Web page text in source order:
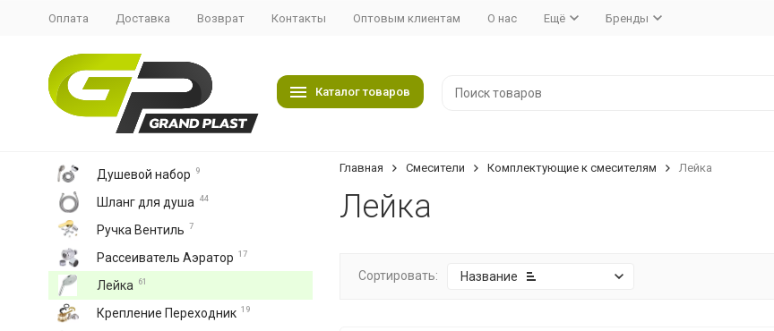
Оплата Доставка Возврат Контакты Оптовым клиентам О нас Ещё Бренды
Каталог товаров
Главная Смесители Комплектующие к смесителям Лейка
Лейка
Сортировать: Название
Душевой набор 9
Шланг для душа 44
Ручка Вентиль 7
Рассеиватель Аэратор 17
Лейка 61
Крепление Переходник 19